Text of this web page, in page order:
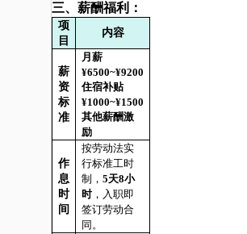
三、薪酬福利：
项
目
内容
薪
资
标
准
月薪
¥6500~¥9200
住宿补贴
¥1000~¥1500
其他薪酬激
励
作
息
时
间
按劳动法实
行标准工时
制， 5天8小
时，入职即
签订劳动合
同。